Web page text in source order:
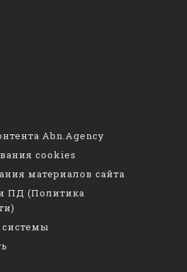
Abn.Agency
cookies
материалов сайта
ПД (Политика